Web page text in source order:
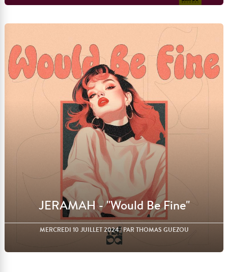
Lire l'article
JERAMAH - "Would Be Fine"
MERCREDI 10 JUILLET 2024| PAR THOMAS GUEZOU